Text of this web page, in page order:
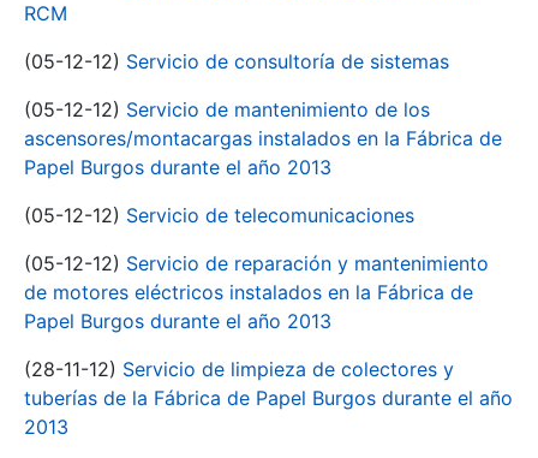
RCM
(05-12-12) Servicio de consultoría de sistemas
(05-12-12) Servicio de mantenimiento de los
ascensores/montacargas instalados en la Fábrica de
Papel Burgos durante el año 2013
(05-12-12) Servicio de telecomunicaciones
(05-12-12) Servicio de reparación y mantenimiento
de motores eléctricos instalados en la Fábrica de
Papel Burgos durante el año 2013
(28-11-12) Servicio de limpieza de colectores y
tuberías de la Fábrica de Papel Burgos durante el año
2013